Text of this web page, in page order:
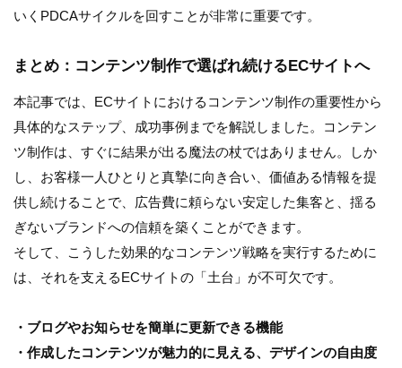
いくPDCAサイクルを回すことが非常に重要です。
まとめ：コンテンツ制作で選ばれ続けるECサイトへ
本記事では、ECサイトにおけるコンテンツ制作の重要性から
具体的なステップ、成功事例までを解説しました。コンテン
ツ制作は、すぐに結果が出る魔法の杖ではありません。しか
し、お客様一人ひとりと真摯に向き合い、価値ある情報を提
供し続けることで、広告費に頼らない安定した集客と、揺る
ぎないブランドへの信頼を築くことができます。
そして、こうした効果的なコンテンツ戦略を実行するために
は、それを支えるECサイトの「土台」が不可欠です。
・ブログやお知らせを簡単に更新できる機能
・作成したコンテンツが魅力的に見える、デザインの自由度